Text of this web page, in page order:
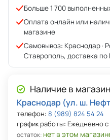
Больше 1 700
Оплата онлайн или
магазине
Самовывоз: Краснодар ·
Ставрополь, доставка по
Наличие в
Краснодар (ул. ш.
телефон: 8 (989) 824 54 24
график работы: Ежедневно
остаток: нет в этом